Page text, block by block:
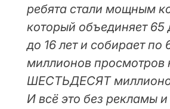
ребята стали мощным
который объединяет 65
до 16 лет и собирает по
миллионов просмотров
ШЕСТЬДЕСЯТ
И всё это без рекламы